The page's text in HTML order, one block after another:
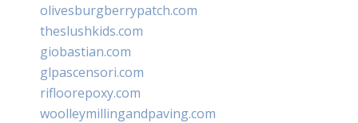
olivesburgberrypatch.com
theslushkids.com
giobastian.com
glpascensori.com
rifloorepoxy.com
woolleymillingandpaving.com